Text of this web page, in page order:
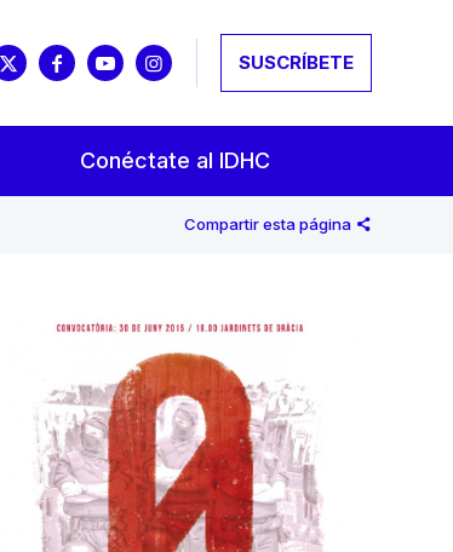
SUSCRÍBETE
Conéctate al IDHC
Compartir esta página